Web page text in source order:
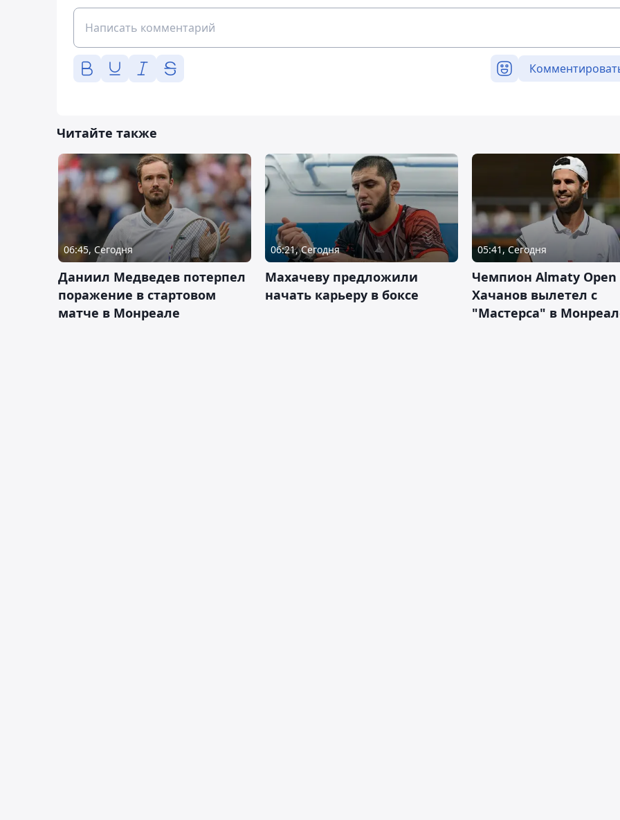
Читайте также
06:45, Сегодня
Даниил Медведев потерпел
поражение в стартовом
матче в Монреале
06:21, Сегодня
Махачеву предложили
начать карьеру в боксе
05:41, Сегодня
Чемпион Almaty Open
Хачанов вылетел с
"Мастерса" в